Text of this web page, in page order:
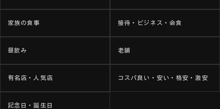
家族の食事 接待・ビジネス・会食
昼飲み 老舗
有名店・人気店 コスパ良い・安い・格安・激安
記念日・誕生日